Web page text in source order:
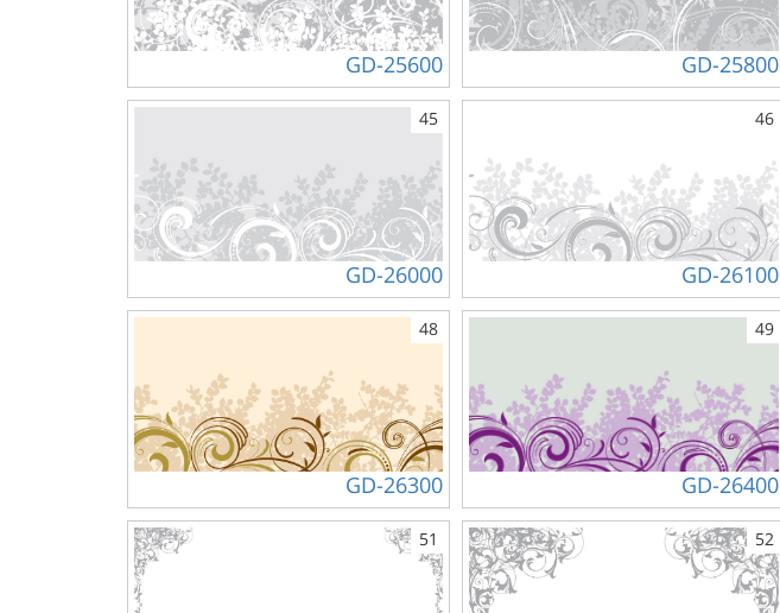
GD-25600 GD-25800
GD-26000
45
GD-26100
46
GD-26300
48
GD-26400
49
51 52